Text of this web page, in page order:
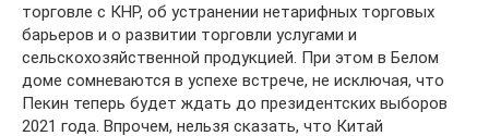
торговле с КНР, об устранении нетарифных торговых
барьеров и о развитии торговли услугами и
сельскохозяйственной продукцией. При этом в Белом
доме сомневаются в успехе встрече, не исключая, что
Пекин теперь будет ждать до президентских выборов
2021 года. Впрочем, нельзя сказать, что Китай